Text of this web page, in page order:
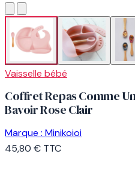
Vaisselle bébé
Coffret Repas Comme
Bavoir Rose Clair
Marque : Minikoioi
45,80 € TTC